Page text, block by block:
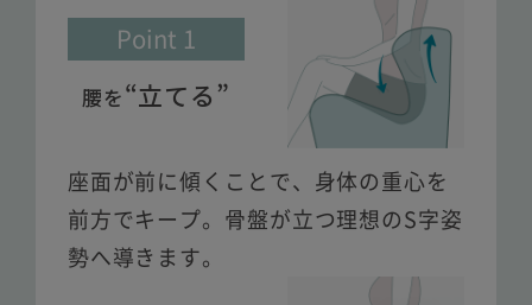
Point 1
腰を“立てる”
座面が前に傾くことで、身体の重心を
前方でキープ。骨盤が立つ理想のS字姿
勢へ導きます。